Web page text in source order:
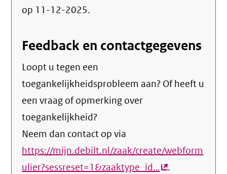
op 11-12-2025.
Feedback en contactgegevens
Loopt u tegen een
toegankelijkheidsprobleem aan? Of heeft u
een vraag of opmerking over
toegankelijkheid?
Neem dan contact op via
https://mijn.debilt.nl/zaak/create/webform
ulier?sessreset=1&zaaktype_id…(externe
.